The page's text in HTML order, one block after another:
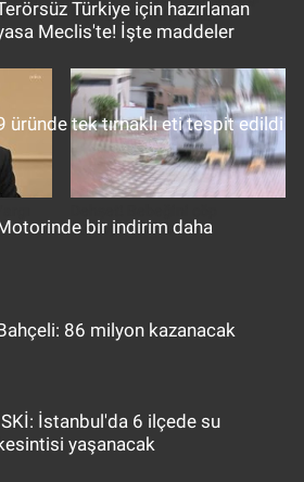
kişi vahşice öldürdü!
konteynerine bıraktı!
Türkiye için hazırlanan
Meclis'te! İşte maddeler
üründe tek tırnaklı eti tespit edildi
bir indirim daha
86 milyon kazanacak
İstanbul'da 6 ilçede su
yaşanacak